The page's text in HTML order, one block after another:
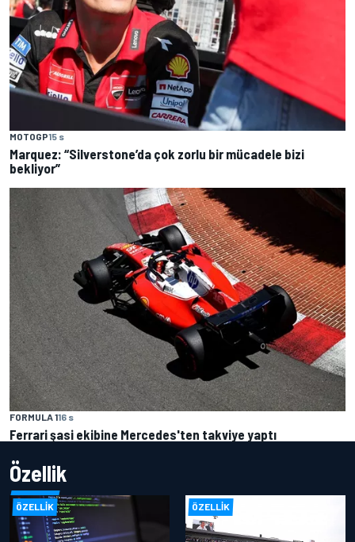
MOTOGP15 s
Marquez: “Silverstone’da çok zorlu bir mücadele bizi
bekliyor”
FORMULA 116 s
Ferrari şasi ekibine Mercedes'ten takviye yaptı
Özellik
ÖZELLIK ÖZELLIK